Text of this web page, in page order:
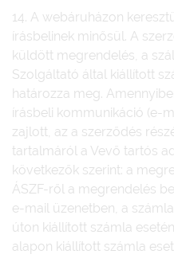
14. A webáruházon
írásbelinek minősül. A
küldött megrendelés, a
Szolgáltató által kiállított
határozza meg.
írásbeli kommunikáció (e-
zajlott, az a szerződés
tartalmáról a Vevő tartós
következők szerint: a
ÁSZF-ről a megrendelés
e-mail üzenetben, a
úton kiállított számla
alapon kiállított számla